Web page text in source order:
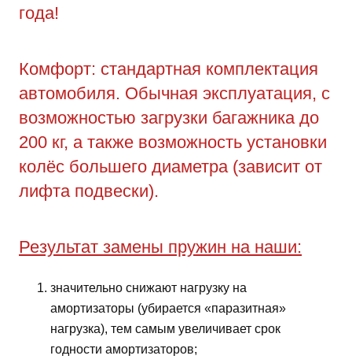
года!
Комфорт: стандартная комплектация
автомобиля. Обычная эксплуатация, с
возможностью загрузки багажника до
200 кг, а также возможность установки
колёс большего диаметра (зависит от
лифта подвески).
Результат замены пружин на наши:
значительно снижают нагрузку на
амортизаторы (убирается «паразитная»
нагрузка), тем самым увеличивает срок
годности амортизаторов;